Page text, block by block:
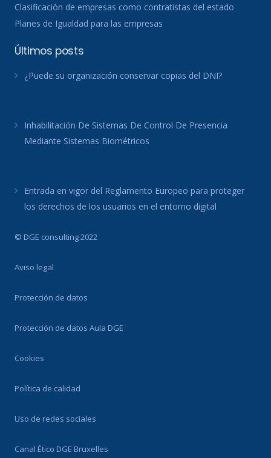
Clasificación de empresas como contratistas del estado
Planes de Igualdad para las empresas
Últimos posts
¿Puede su organización conservar copias del DNI?
Inhabilitación De Sistemas De Control De Presencia
Mediante Sistemas Biométricos
Entrada en vigor del Reglamento Europeo para proteger
los derechos de los usuarios en el entorno digital
© DGE consulting 2022
Aviso legal
Protección de datos
Protección de datos Aula DGE
Cookies
Política de calidad
Uso de redes sociales
Canal Ético DGE Bruxelles